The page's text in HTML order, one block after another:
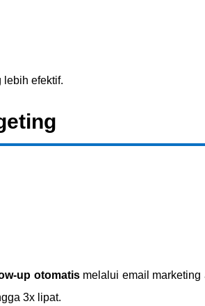
lebih efektif.
up otomatismelalui email marketing
3x lipat.